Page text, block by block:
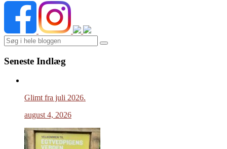
Search
Seneste Indlæg
Glimt fra juli 2026.
august 4, 2026